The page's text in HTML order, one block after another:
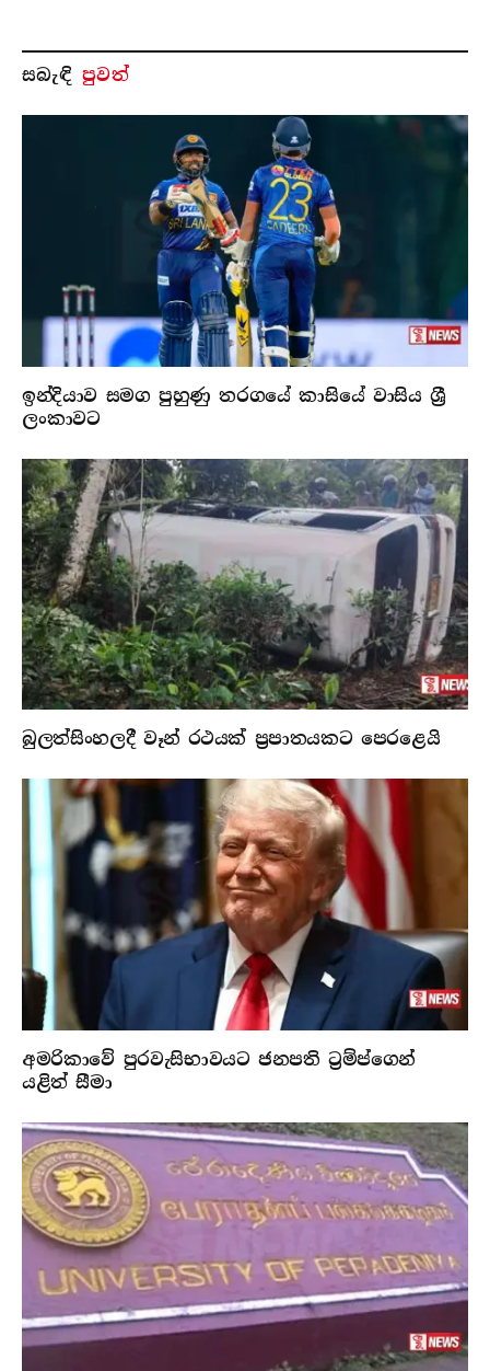
සබැ​ඳි පුවත්
ඉන්දියාව සමග පුහුණු තරගයේ කාසියේ වාසිය ශ්‍රී
ලංකාවට
බුලත්සිංහලදී වෑන් රථයක් ප්‍රපාතයකට පෙරළෙයි
අමරිකාවේ පුරවැසිභාවයට ජනපති ට්‍රම්ප්ගෙන්
යළිත් සීමා